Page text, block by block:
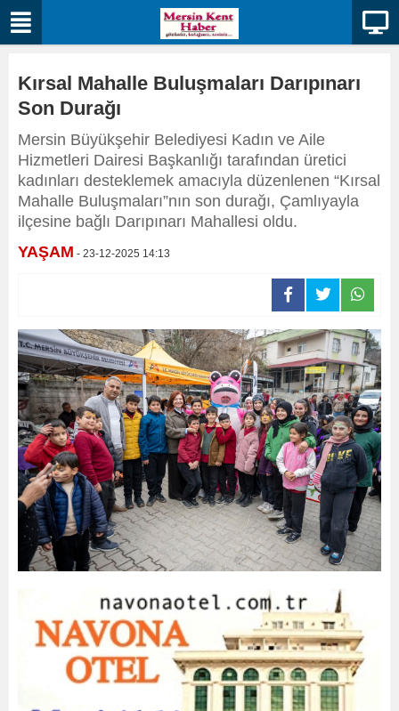
Kırsal Mahalle Buluşmaları Darıpınarı
Son Durağı
Mersin Büyükşehir Belediyesi Kadın ve Aile
Hizmetleri Dairesi Başkanlığı tarafından üretici
kadınları desteklemek amacıyla düzenlenen “Kırsal
Mahalle Buluşmaları”nın son durağı, Çamlıyayla
ilçesine bağlı Darıpınarı Mahallesi oldu.
YAŞAM - 23-12-2025 14:13